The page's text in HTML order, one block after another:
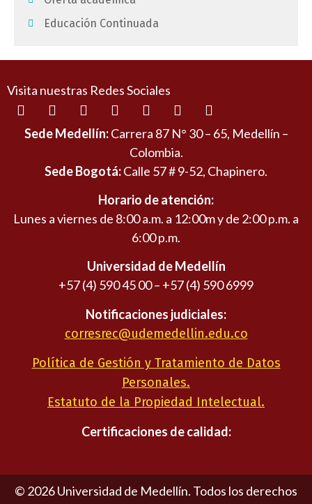
Educación Continuada
Visita nuestras Redes Sociales
Sede Medellín:Carrera 87 N° 30 – 65, Medellín –
Colombia.
Sede Bogotá:Calle 57 # 9-52, Chapinero.
Horario de atención:
Lunes a viernes de 8:00 a.m. a 12:00m y de 2:00 p.m. a
6:00 p.m.
Universidad de Medellín
+57 (4) 590 45 00 – +57 (4) 590 6999
Notificaciones judiciales:
corresrec@udemedellin.edu.co
Política de Gestión y Tratamiento de Datos
Personales.
Estatuto de la Propiedad Intelectual.
Certificaciones de calidad:
© 2026Universidad de Medellín. Todos los derechos